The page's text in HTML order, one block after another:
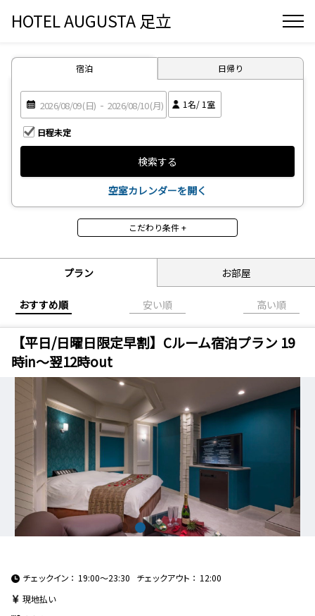
HOTEL AUGUSTA 足立
宿泊 日帰り
日程未定
1名/ 1 室
検索する
空室カレンダーを開く
こだわり条件 +
食事なし
夕食付
2食付
3食付
禁煙・喫煙
朝食バイキング
夕食部屋出し
夕食バイキング
到着／出発時刻
アーリーチェックイン
レイトチェックアウト
インターネット
有線（無料）
有線（有料）
お風呂
プラン お部屋
おすすめ順 安い順 高い順
【平日/日曜日限定早割】Cルーム宿泊プラン 19
時in～翌12時out
チェックイン 19:00～23:30 チェックアウト
12:00
現地払い